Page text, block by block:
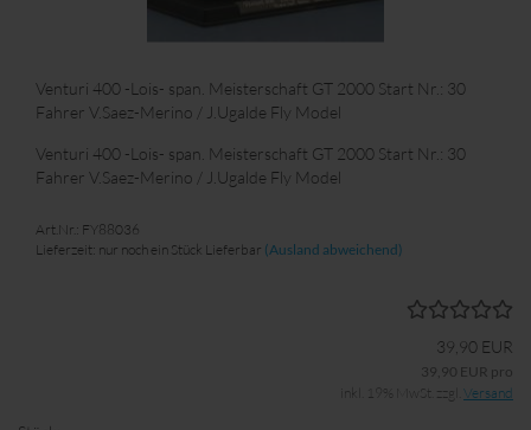
Venturi 400 -Lois- span. Meisterschaft GT 2000 Start Nr.: 30
Fahrer V.Saez-Merino / J.Ugalde Fly Model
Venturi 400 -Lois- span. Meisterschaft GT 2000 Start Nr.: 30
Fahrer V.Saez-Merino / J.Ugalde Fly Model
Art.Nr.: FY88036
Lieferzeit: nur noch ein Stück Lieferbar (Ausland abweichend)
39,90 EUR
39,90 EUR pro
inkl. 19% MwSt. zzgl. Versand